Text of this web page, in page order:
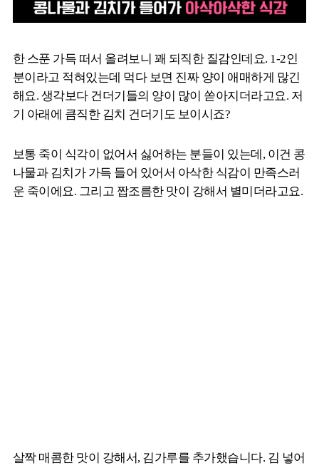
한 스푼 가득 떠서 올려보니 꽤 되직한 질감인데요. 1-2인
분이라고 적혀있는데 먹다 보면 진짜 양이 애매하게 많긴
해요. 생각보다 건더기들의 양이 많이 쏟아지더라고요. 저
기 아래에 큼직한 김치 건더기도 보이시죠?
보통 죽이 식각이 없어서 싫어하는 분들이 있는데, 이건 콩
나물과 김치가 가득 들어 있어서 아삭한 식감이 만족스러
운 죽이에요. 그리고 짭조름한 맛이 강해서 별미더라고요.
살짝 매콤한 맛이 강해서, 김가루를 추가했습니다. 김 넣어